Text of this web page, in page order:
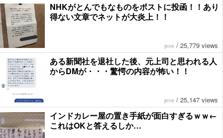
NHKがとんでもなものをポストに投函！！あり
得ない文章でネットが大炎上！！
jene / 25,779 views
ある新聞社を退社した後、元上司と思われる人
からDMが・・・驚愕の内容が怖い！！
jene / 25,147 views
インドカレー屋の置き手紙が面白すぎるｗｗ←
これはOKと答えるしか…